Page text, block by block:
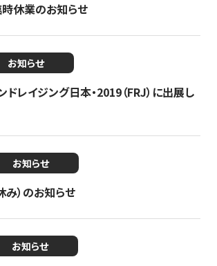
時休業のお知らせ
お知らせ
ドレイジング日本・2019（FRJ）に出展し
お知らせ
み）のお知らせ
お知らせ